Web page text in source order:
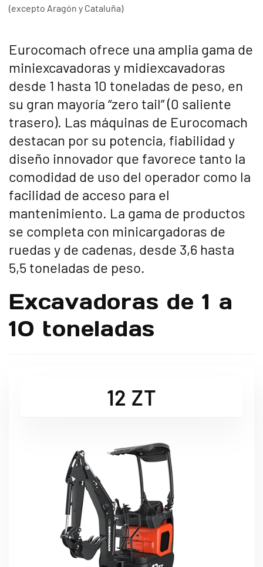
(excepto Aragón y Cataluña)
Eurocomach ofrece una amplia gama de
miniexcavadoras y midiexcavadoras
desde 1 hasta 10 toneladas de peso, en
su gran mayoría “zero tail” (0 saliente
trasero). Las máquinas de Eurocomach
destacan por su potencia, fiabilidad y
diseño innovador que favorece tanto la
comodidad de uso del operador como la
facilidad de acceso para el
mantenimiento. La gama de productos
se completa con minicargadoras de
ruedas y de cadenas, desde 3,6 hasta
5,5 toneladas de peso.
Excavadoras de 1 a
10 toneladas
12 ZT